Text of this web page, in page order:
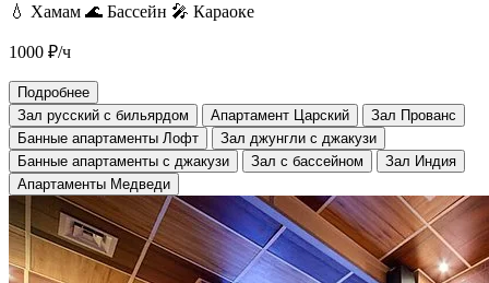
💧 Хамам 🌊 Бассейн 🎤 Караоке
1000 ₽/ч
Подробнее
Зал русский с бильярдом
Апартамент Царский
Зал Прованс
Банные апартаменты Лофт
Зал джунгли с джакузи
Банные апартаменты с джакузи
Зал с бассейном
Зал Индия
Апартаменты Медведи